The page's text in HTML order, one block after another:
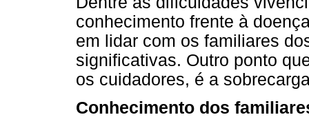
conhecimento frente à
em lidar com os familiares
significativas. Outro ponto
os cuidadores, é a
Conhecimento dos